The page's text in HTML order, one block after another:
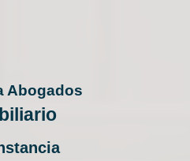
Abogados